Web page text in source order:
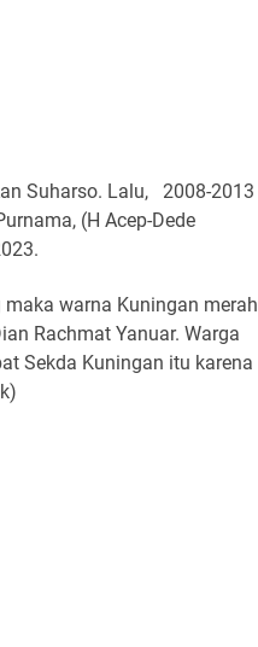
Suharso. Lalu, 2008-2013
(H Acep-Dede
warna Kuningan merah
Rachmat Yanuar. Warga
Sekda Kuningan itu karena